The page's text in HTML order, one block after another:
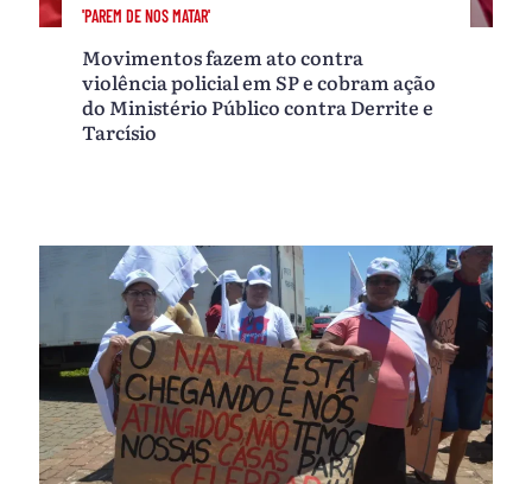
'PAREM DE NOS MATAR'
Movimentos fazem ato contra
violência policial em SP e cobram ação
do Ministério Público contra Derrite e
Tarcísio